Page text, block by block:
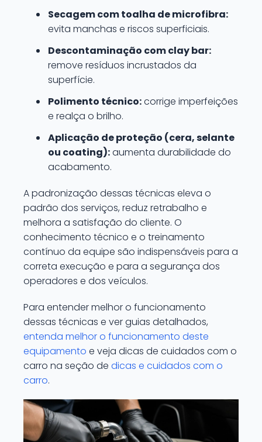
Secagem com toalha de microfibra:
evita manchas e riscos superficiais.
Descontaminação com clay bar:
remove resíduos incrustados da
superfície.
Polimento técnico:corrige imperfeições
e realça o brilho.
Aplicação de proteção (cera, selante
ou coating):aumenta durabilidade do
acabamento.
A padronização dessas técnicas eleva o
padrão dos serviços, reduz retrabalho e
melhora a satisfação do cliente. O
conhecimento técnico e o treinamento
contínuo da equipe são indispensáveis para a
correta execução e para a segurança dos
operadores e dos veículos.
Para entender melhor o funcionamento
dessas técnicas e ver guias detalhados,
entenda melhor o funcionamento deste
equipamento e veja dicas de cuidados com o
carro na seção de dicas e cuidados com o
carro.